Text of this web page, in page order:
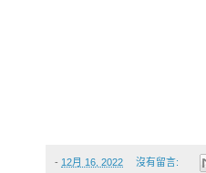
- 12月 16, 2022 沒有留言: